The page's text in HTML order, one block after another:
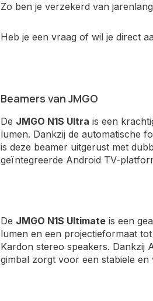
Zo ben je verzekerd van
Heb je een vraag of wil je direct
Beamers van JMGO
De JMGO N1S Ultra is een
lumen. Dankzij de automatische
is deze beamer uitgerust met
geïntegreerde Android TV-
De JMGO N1S Ultimateis een
lumen en een projectieformaat
Kardon stereo speakers. Dankzij
gimbal zorgt voor een stabiele